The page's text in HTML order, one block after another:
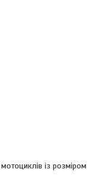
із розміром